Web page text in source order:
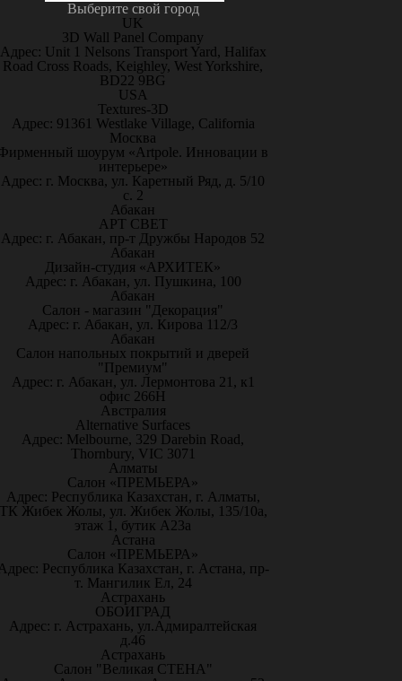
Выберите свой город
UK
3D Wall Panel Company
Адрес: Unit 1 Nelsons Transport Yard, Halifax
Road Cross Roads, Keighley, West Yorkshire,
BD22 9BG
USA
Textures-3D
Адрес: 91361 Westlake Village, California
Москва
шоурум «Artpole. Инновации в
интерьере»
Адрес: г. Москва, ул. Каретный Ряд, д. 5/10
с. 2
Абакан
АРТ СВЕТ
Адрес: г. Абакан, пр-т Дружбы Народов 52
Абакан
Дизайн-студия «АРХИТЕК»
Адрес: г. Абакан, ул. Пушкина, 100
Абакан
Салон - магазин "Декорация"
Адрес: г. Абакан, ул. Кирова 112/3
Абакан
Салон напольных покрытий и дверей
"Премиум"
Адрес: г. Абакан, ул. Лермонтова 21, к1
офис 266Н
Австралия
Alternative Surfaces
Адрес: Melbourne, 329 Darebin Road,
Thornbury, VIC 3071
Алматы
Салон «ПРЕМЬЕРА»
Адрес: Республика Казахстан, г. Алматы,
Жибек Жолы, ул. Жибек Жолы, 135/10а,
этаж 1, бутик А23а
Астана
Салон «ПРЕМЬЕРА»
Республика Казахстан, г. Астана, пр-
т. Мангилик Ел, 24
Астрахань
ОБОИГРАД
Адрес: г. Астрахань, ул.Адмиралтейская
д.46
Астрахань
Салон "Великая СТЕНА"